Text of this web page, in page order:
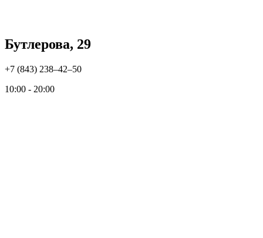
Бутлерова, 29
+7 (843) 238‒42‒50
10:00 - 20:00